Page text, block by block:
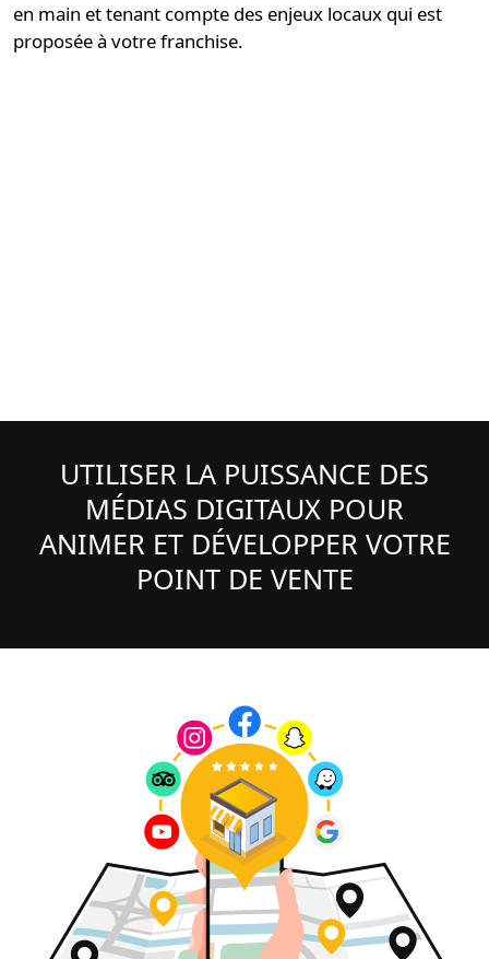
en main et tenant compte des enjeux locaux qui est
proposée à votre franchise.
UTILISER LA PUISSANCE DES
MÉDIAS DIGITAUX POUR
ANIMER ET DÉVELOPPER VOTRE
POINT DE VENTE